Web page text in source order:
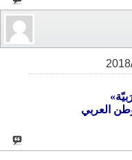
العربي